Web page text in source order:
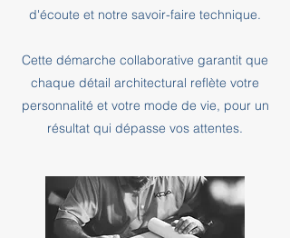
d'écoute et notre savoir-faire technique.
Cette démarche collaborative garantit que
chaque détail architectural reflète votre
personnalité et votre mode de vie, pour un
résultat qui dépasse vos attentes.